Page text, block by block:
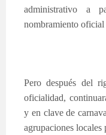
administrativo a
nombramiento
Pero después del
oficialidad,
y en clave de
agrupaciones locales